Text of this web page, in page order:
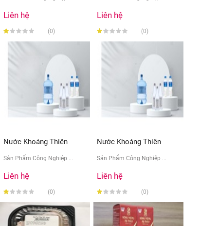
Liên hệ
(0)
Liên hệ
(0)
Nước Khoáng Thiên
Nhiên ...
Sản Phẩm Công Nghiệp ...
Liên hệ
(0)
Nước Khoáng Thiên
Nhiên ...
Sản Phẩm Công Nghiệp ...
Liên hệ
(0)